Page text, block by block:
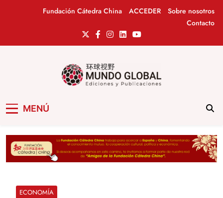
Fundación Cátedra China ACCEDER
Sobre nosotros
Contacto
MENÚ
ECONOMÍA